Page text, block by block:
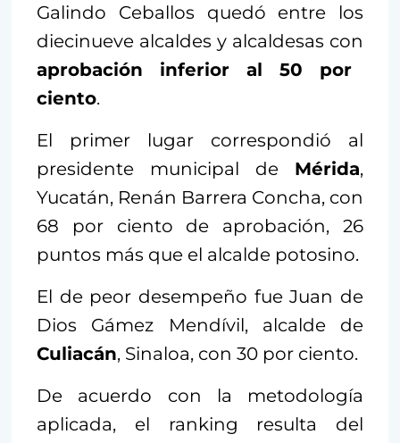
Galindo Ceballos quedó entre los
diecinueve alcaldes y alcaldesas con
aprobación inferior al 50 por
ciento.
El primer lugar correspondió al
presidente municipal de Mérida,
Yucatán, Renán Barrera Concha, con
68 por ciento de aprobación, 26
puntos más que el alcalde potosino.
El de peor desempeño fue Juan de
Dios Gámez Mendívil, alcalde de
Culiacán, Sinaloa, con 30 por ciento.
De acuerdo con la metodología
aplicada, el ranking resulta del